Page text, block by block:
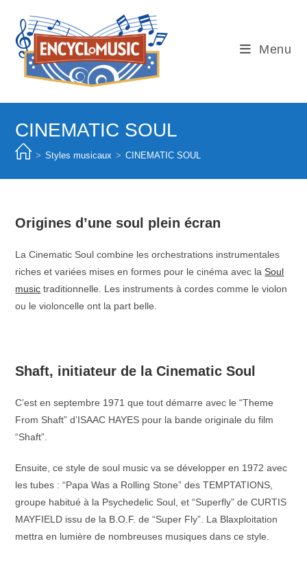
content
Menu
CINEMATIC SOUL
> Styles musicaux > CINEMATIC SOUL
Origines d’une soul plein écran
La Cinematic Soul combine les orchestrations instrumentales
riches et variées mises en formes pour le cinéma avec laSoul
music traditionnelle. Les instruments à cordes comme le violon
ou le violoncelle ont la part belle.
Shaft, initiateur de la Cinematic Soul
C’est en septembre 1971 que tout démarre avec le “Theme
From Shaft” d’ISAAC HAYES pour la bande originale du film
“Shaft”.
Ensuite, ce style de soul music va se développer en 1972 avec
les tubes : “Papa Was a Rolling Stone” des TEMPTATIONS,
groupe habitué à la Psychedelic Soul, et “Superfly” de CURTIS
MAYFIELD issu de la B.O.F. de “Super Fly”. La Blaxploitation
mettra en lumière de nombreuses musiques dans ce style.